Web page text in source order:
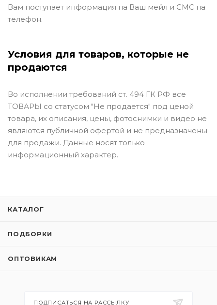
Вам поступает информация на Ваш мейл и СМС на
телефон.
Условия для товаров, которые не
продаются
Во исполнении требований ст. 494 ГК РФ все
ТОВАРЫ со статусом "Не продается" под ценой
товара, их описания, цены, фотоснимки и видео не
являются публичной офертой и не предназначены
для продажи. Данные носят только
информационный характер.
КАТАЛОГ
ПОДБОРКИ
ОПТОВИКАМ
ПОДПИСАТЬСЯ НА РАССЫЛКУ